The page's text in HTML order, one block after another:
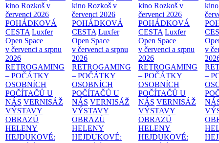
kino Rozkoš v
červenci 2026
POHÁDKOVÁ
CESTA Luxfer
Open Space
v červenci a srpnu
2026
RETROGAMING
– POČÁTKY
OSOBNÍCH
POČÍTAČŮ U
NÁS VERNISÁŽ
VÝSTAVY
OBRAZŮ
HELENY
HEJDUKOVÉ:
kino Rozkoš v
červenci 2026
POHÁDKOVÁ
CESTA Luxfer
Open Space
v červenci a srpnu
2026
RETROGAMING
– POČÁTKY
OSOBNÍCH
POČÍTAČŮ U
NÁS VERNISÁŽ
VÝSTAVY
OBRAZŮ
HELENY
HEJDUKOVÉ:
kino Rozkoš v
červenci 2026
POHÁDKOVÁ
CESTA Luxfer
Open Space
v červenci a srpnu
2026
RETROGAMING
– POČÁTKY
OSOBNÍCH
POČÍTAČŮ U
NÁS VERNISÁŽ
VÝSTAVY
OBRAZŮ
HELENY
HEJDUKOVÉ:
v
–